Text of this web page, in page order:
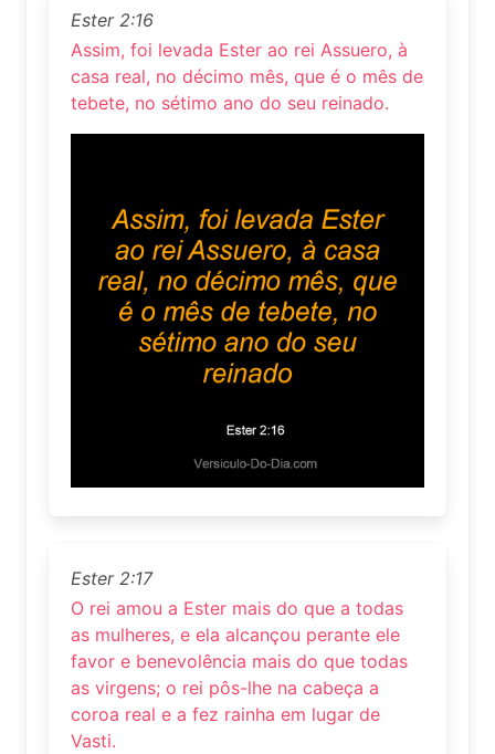
Ester 2:16
Assim, foi levada Ester ao rei Assuero, à
casa real, no décimo mês, que é o mês de
tebete, no sétimo ano do seu reinado.
Ester 2:17
O rei amou a Ester mais do que a todas
as mulheres, e ela alcançou perante ele
favor e benevolência mais do que todas
as virgens; o rei pôs-lhe na cabeça a
coroa real e a fez rainha em lugar de
Vasti.